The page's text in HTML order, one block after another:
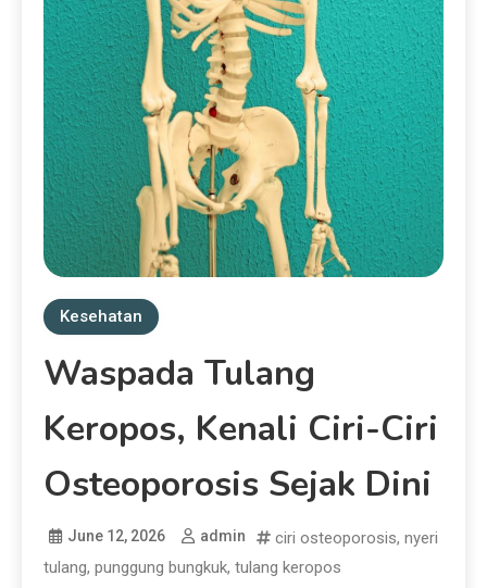
Kesehatan
Waspada Tulang
Keropos, Kenali Ciri-Ciri
Osteoporosis Sejak Dini
June 12, 2026 admin ciri osteoporosis, nyeri
tulang, punggung bungkuk, tulang keropos